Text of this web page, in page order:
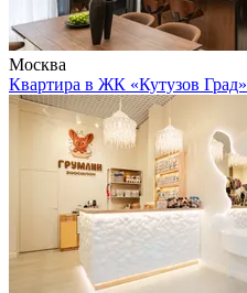
Москва
Квартира в ЖК «Кутузов Град»